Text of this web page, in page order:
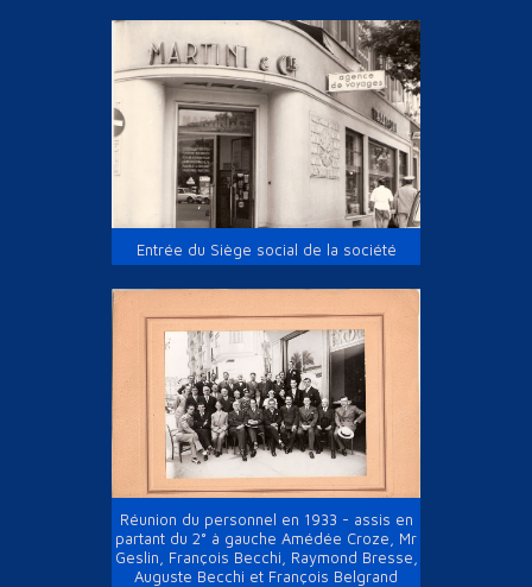
Entrée du Siège social de la société
Réunion du personnel en 1933 - assis en
partant du 2° à gauche Amédée Croze, Mr
Geslin, François Becchi, Raymond Bresse,
Auguste Becchi et François Belgrand